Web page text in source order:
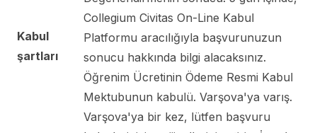
Kabul
şartları
Collegium Civitas On-Line Kabul
Platformu aracılığıyla başvurunuzun
sonucu hakkında bilgi alacaksınız.
Öğrenim Ücretinin Ödeme Resmi Kabul
Mektubunun kabulü. Varşova'ya varış.
Varşova'ya bir kez, lütfen başvuru